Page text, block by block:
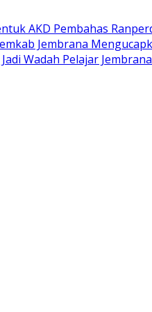
AKD Pembahas
Jembrana
Wadah Pelajar